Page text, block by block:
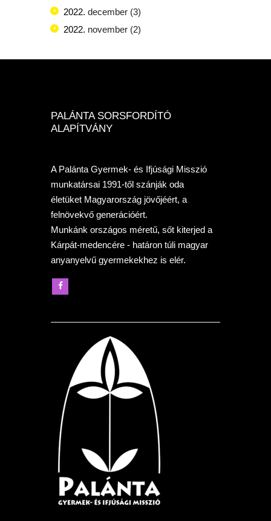
2022. december (3)
2022. november (2)
PALÁNTA SORSFORDÍTÓ
ALAPÍTVÁNY
A Palánta Gyermek- és Ifjúsági Misszió
munkatársai 1991-től szánják oda
életüket Magyarország jövőjéért, a
felnövekvő generációért.
Munkánk országos méretű, sőt kiterjed a
Kárpát-medencére - határon túli magyar
anyanyelvű gyermekekhez is elér.